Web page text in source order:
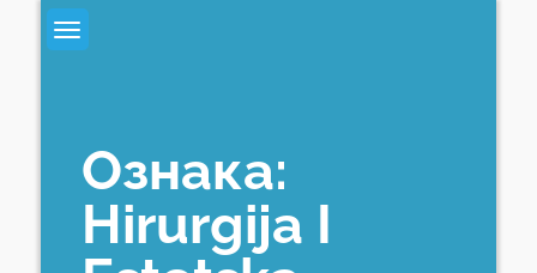
Skip
to
Ознака:
Hirurgija I